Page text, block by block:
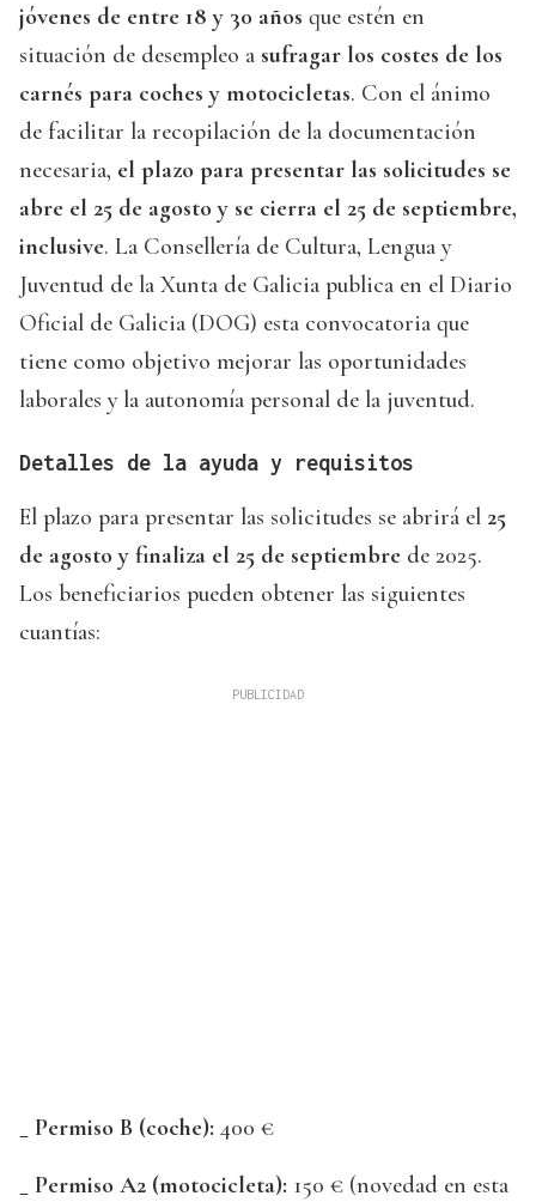
jóvenes de entre 18 y 30 años que estén en
situación de desempleo a sufragar los costes de los
carnés para coches y motocicletas. Con el ánimo
de facilitar la recopilación de la documentación
necesaria, el plazo para presentar las solicitudes se
abre el 25 de agosto y se cierra el 25 de septiembre,
inclusive. La Consellería de Cultura, Lengua y
Juventud de la Xunta de Galicia publica en el Diario
Oficial de Galicia (DOG) esta convocatoria que
tiene como objetivo mejorar las oportunidades
laborales y la autonomía personal de la juventud.
Detalles de la ayuda y requisitos
El plazo para presentar las solicitudes se abrirá el 25
de agosto y finaliza el 25 de septiembre de 2025.
Los beneficiarios pueden obtener las siguientes
cuantías:
_ Permiso B (coche): 400 €
_ Permiso A2 (motocicleta): 150 € (novedad en esta